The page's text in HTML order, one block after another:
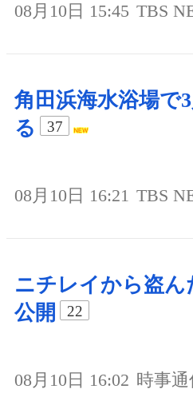
08月10日 15:45 TBS
角田浜海水浴場で
る
37
08月10日 16:21 TBS
ニチレイから盗ん
公開
22
08月10日 16:02 時事通